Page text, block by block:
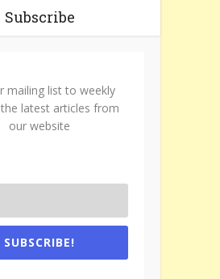
Subscribe
mailing list to weekly
latest articles from
our website
SUBSCRIBE!